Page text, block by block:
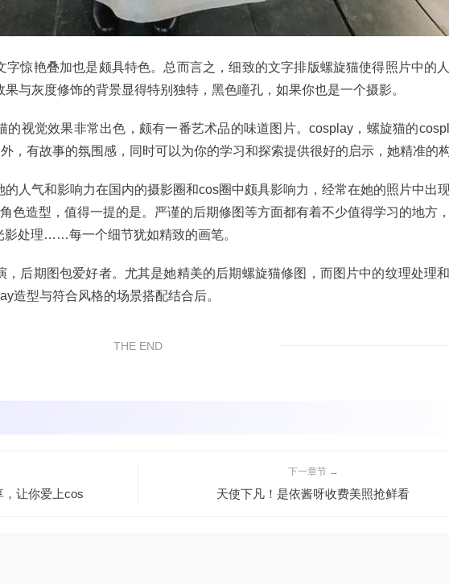
惊艳叠加也是颇具特色。总而言之，细致的文字排版螺旋猫使得照片中的
与灰度修饰的背景显得特别独特，黑色瞳孔，如果你也是一个摄影。
的视觉效果非常出色，颇有一番艺术品的味道图片。cosplay，螺旋猫的
，有故事的氛围感，同时可以为你的学习和探索提供很好的启示，她精准的
人气和影响力在国内的摄影圈和cos圈中颇具影响力，经常在她的照片中出
色造型，值得一提的是。严谨的后期修图等方面都有着不少值得学习的地方
影处理……每一个细节犹如精致的画笔。
后期图包爱好者。尤其是她精美的后期螺旋猫修图，而图片中的纹理处理
造型与符合风格的场景搭配结合后。
THE END
，让你爱上cos
下一章节 →
天使下凡！是依酱呀收费美照抢鲜看